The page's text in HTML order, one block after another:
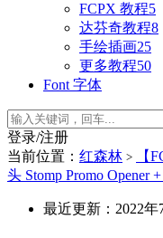
FCPX 教程5
达芬奇教程8
手绘插画25
更多教程50
Font 字体
登录/注册
当前位置： 红森林 >
【
头 Stomp Promo Opener
最近更新：2022年